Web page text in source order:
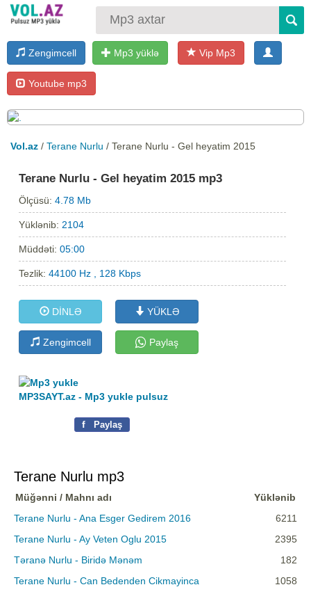
Zengimcell Mp3 yüklə Vip Mp3
Youtube mp3
Vol.az / Terane Nurlu / Terane Nurlu - Gel heyatim 2015
Terane Nurlu - Gel heyatim 2015 mp3
Ölçüsü:4.78 Mb
Yüklənib: 2104
Müddəti:05:00
Tezlik:44100 Hz , 128 Kbps
DİNLƏ YÜKLƏ
Zengimcell Paylaş
MP3SAYT.az - Mp3 yukle pulsuz
f Paylaş
Terane Nurlu mp3
Müğənni / Mahnı adı
Yüklənib
Terane Nurlu - Ana Esger Gedirem 2016
6211
Terane Nurlu - Ay Veten Oglu 2015
2395
Təranə Nurlu - Biridə Mənəm
182
Terane Nurlu - Can Bedenden Cikmayinca
1058